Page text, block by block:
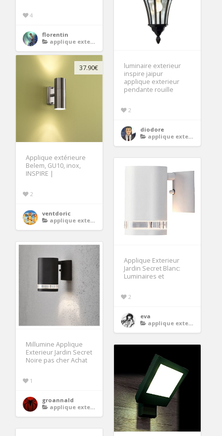
4
florentin
applique exterieur
luminaire exterieur
inspire jaipur
applique exterieur
pendante rouille
2
diodore
applique exterieur
37.90€
Applique extérieure
Belem, GU10, inox,
INSPIRE |
2
ventdoric
applique exterieur
Applique Exterieur
Jardin Secret Blanc:
Luminaires et
2
eva
applique exterieur
Millumine Applique
Exterieur Jardin Secret
Noire pas cher Achat
1
groannald
applique exterieur